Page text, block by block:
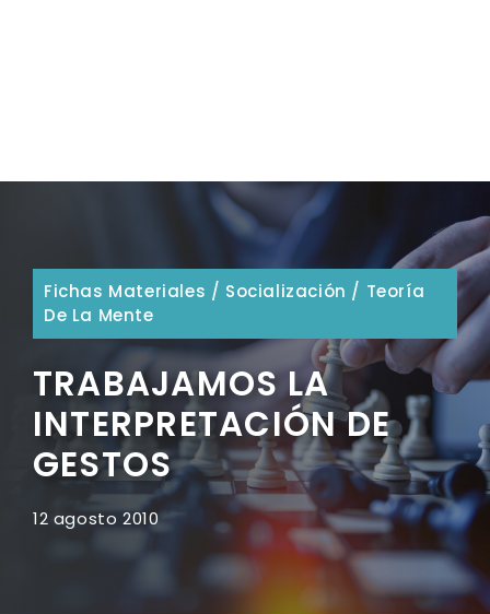
Fichas Materiales / Socialización / Teoría
De La Mente
TRABAJAMOS LA
INTERPRETACIÓN DE
GESTOS
12 agosto 2010